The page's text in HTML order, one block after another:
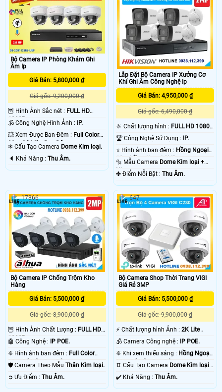
Bộ Camera IP Phòng Khám Ghi
Âm Ip
Giá Bán: 5,800,000 ₫
Giá gốc: 9,200,000 ₫
🦉 Hình Ảnh Sắc nét : FULL HD
1080P .
🕉️ Công Nghệ Hình Ảnh : IP.
💥 Xem Được Ban Đêm : Full Color
20m Có Màu Ban Ðêm.
❄ Cấu Tạo Camera Dome Kim loại.
️🔈 Khả Năng : Thu Âm.
Lắp Đặt Bộ Camera IP Xưởng Cơ
Khí Ghi Âm Công Nghệ Ip
Giá Bán: 4,950,000 ₫
Giá gốc: 6,490,000 ₫
🔆 Chất lượng hình : FULL HD 1080P
.
🏆 Công Nghệ Sử Dụng :
IP.
⭐ Hình ảnh ban đêm : Hồng Ngoại
10m Hồng Ngoại SMD.
🔩 Mẫu Camera Dome Kim loại +
Nhựa.
️✤ Điểm Nỗi Bật :Thu Âm.
Bộ Camera IP Chống Trộm Kho
Hàng
Giá Bán: 5,500,000 ₫
Giá gốc: 8,900,000 ₫
🦉 Hình Ành Chất Lượng : FULL HD
1080P .
🤖️ Công Nghệ :
IP POE.
❈ Hình ảnh ban đêm : Full Color
30m Có Màu Ban Ðêm.
🛡 Camera Theo Mẫu Thân Kim loại.
️➲ Ưu Điểm : Thu Âm.
17366
Bộ Camera Shop Thời Trang VIGI
Giá Rẻ 3MP
Giá Bán: 5,500,000 ₫
Giá gốc: 9,900,000 ₫
️⚡ Chất lượng hình Ảnh :2K Lite .
🕉️ Camera Công nghệ :
IP POE.
❈ Khi xem thiếu sáng : Hồng Ngoại
30m Có Màu Ban Ðêm.
♊ Cấu Tạo Camera Dome Kim loại
+ Nhựa.
️✔️ Khả Năng :Thu Âm.
647